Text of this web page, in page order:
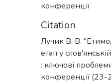
конференції
Citation
Лучик В. В.
етап у
: ключові
конференції (23-